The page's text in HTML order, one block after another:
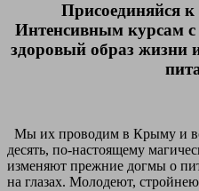
Присоединяйся
Интенсивным курсам
здоровый образ жизни
Мы их проводим в Крыму и
десять, по-настоящему
изменяют прежние догмы о
на глазах. Молодеют,